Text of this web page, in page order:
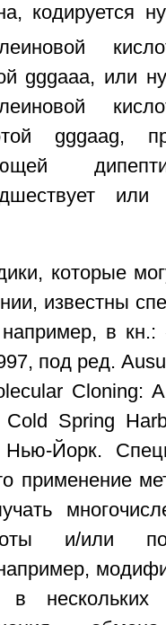
кодируется
gggaaa, или
gggaag,
которые
известны
в кн.:
под ред.
Cloning:
Spring
Йорк.
применение
и/или
в нескольких